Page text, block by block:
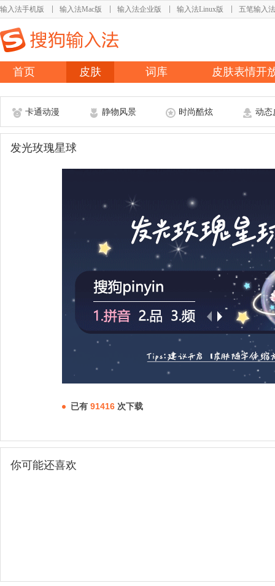
输入法手机版 输入法Mac版 输入法企业版 输入法Linux版 五笔输入法
首页 皮肤 词库 皮肤表情开
卡通动漫 静物风景 时尚酷炫 动态
发光玫瑰星球
已有 91416 次下载
你可能还喜欢